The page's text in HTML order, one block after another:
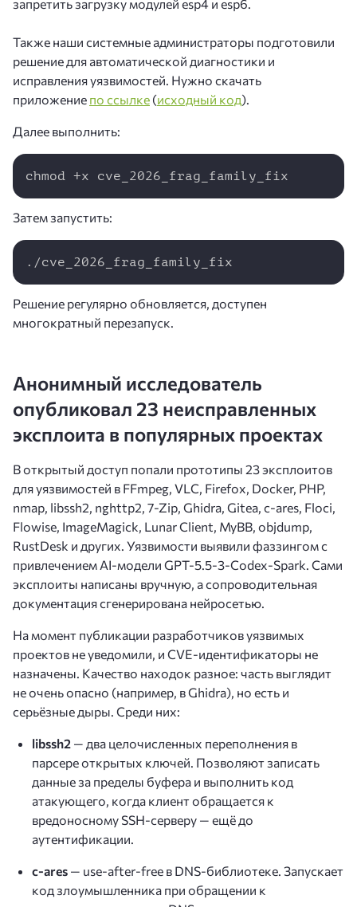
запретить загрузку модулей esp4 и esp6.
Также наши системные администраторы подготовили
решение для автоматической диагностики и
исправления уязвимостей. Нужно скачать
приложение по ссылке (исходный код).
Далее выполнить:
chmod +x cve_2026_frag_family_fix
Затем запустить:
./cve_2026_frag_family_fix
Решение регулярно обновляется, доступен
многократный перезапуск.
Анонимный исследователь
опубликовал 23 неисправленных
эксплоита в популярных проектах
В открытый доступ попали прототипы 23 эксплоитов
для уязвимостей в FFmpeg, VLC, Firefox, Docker, PHP,
nmap, libssh2, nghttp2, 7-Zip, Ghidra, Gitea, c-ares, Floci,
Flowise, ImageMagick, Lunar Client, MyBB, objdump,
RustDesk и других. Уязвимости выявили фаззингом с
привлечением AI-модели GPT-5.5-3-Codex-Spark. Сами
эксплоиты написаны вручную, а сопроводительная
документация сгенерирована нейросетью.
На момент публикации разработчиков уязвимых
проектов не уведомили, и CVE-идентификаторы не
назначены. Качество находок разное: часть выглядит
не очень опасно (например, в Ghidra), но есть и
серьёзные дыры. Среди них:
libssh2 — два целочисленных переполнения в
парсере открытых ключей. Позволяют записать
данные за пределы буфера и выполнить код
атакующего, когда клиент обращается к
вредоносному SSH-серверу — ещё до
аутентификации.
c-ares — use-after-free в DNS-библиотеке. Запускает
код злоумышленника при обращении к